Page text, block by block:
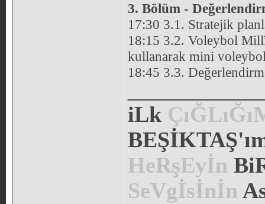
3. Bölüm -
17:30 3.1. Stratejik
18:15 3.2. Voleybol Millî
kullanarak mini
18:45 3.3.
iLk
HeRşEyİn
SeVgİsİnİn